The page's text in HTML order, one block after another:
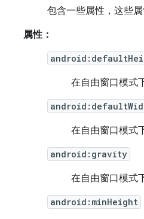
包含一些属性，这些
属性：
在自由窗口模式
在自由窗口模式
android:gravity
在自由窗口模式
android:minHeight